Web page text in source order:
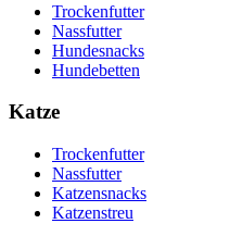
Trockenfutter
Nassfutter
Hundesnacks
Hundebetten
Katze
Trockenfutter
Nassfutter
Katzensnacks
Katzenstreu